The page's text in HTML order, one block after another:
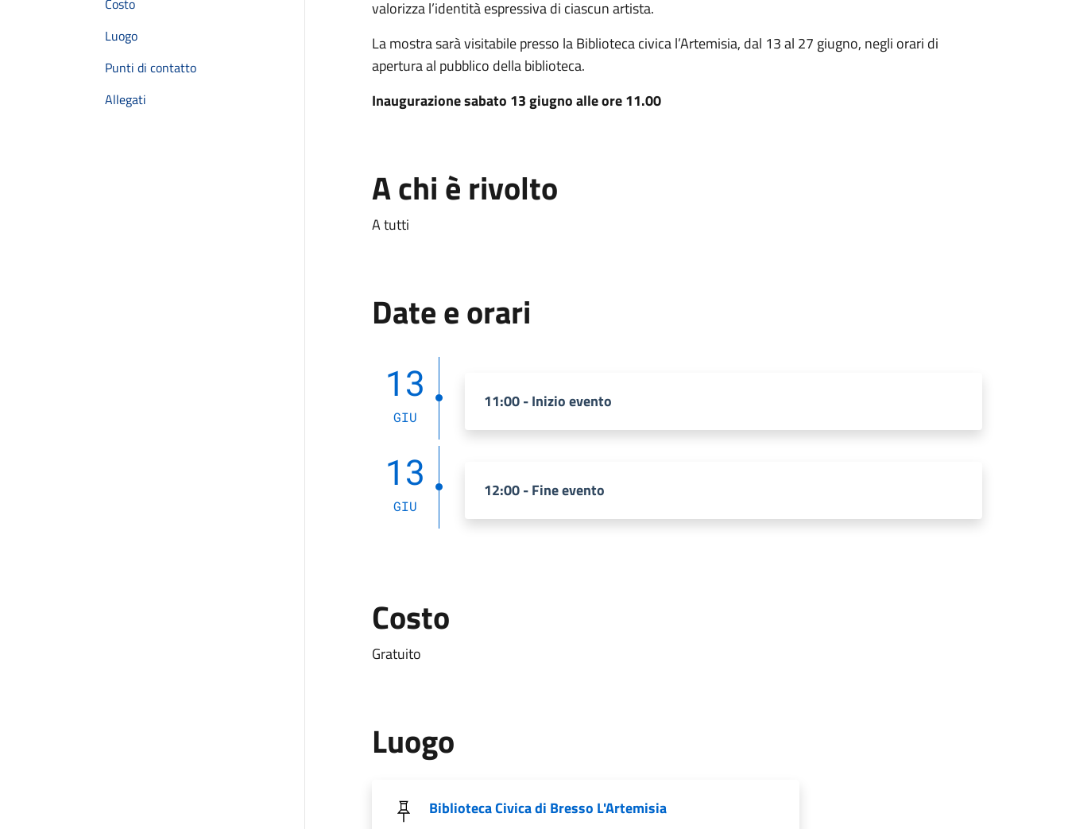
Costo
Luogo
Punti di contatto
Allegati
valorizza l’identità espressiva di ciascun artista.
La mostra sarà visitabile presso la Biblioteca civica l’Artemisia, dal 13 al 27 giugno, negli orari di
apertura al pubblico della biblioteca.
Inaugurazione sabato 13 giugno alle ore 11.00
A chi è rivolto
A tutti
Date e orari
13
GIU
11:00 - Inizio evento
13
GIU
12:00 - Fine evento
Costo
Gratuito
Luogo
Biblioteca Civica di Bresso L'Artemisia